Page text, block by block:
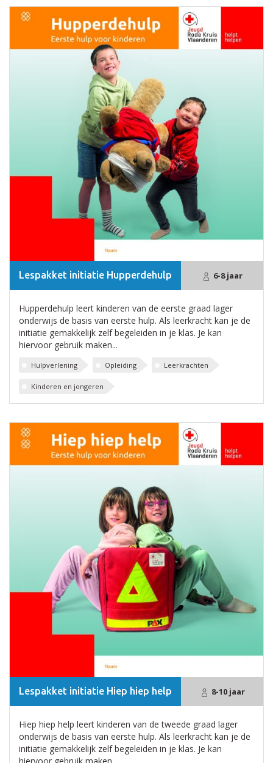
Lespakket initiatie Hupperdehulp 6-8 jaar
Hupperdehulp leert kinderen van de eerste graad lager
onderwijs de basis van eerste hulp. Als leerkracht kan je de
initiatie gemakkelijk zelf begeleiden in je klas. Je kan
hiervoor gebruik maken...
Hulpverlening Opleiding Leerkrachten
Kinderen en jongeren
Lespakket initiatie Hiep hiep help 8-10 jaar
Hiep hiep help leert kinderen van de tweede graad lager
onderwijs de basis van eerste hulp. Als leerkracht kan je de
initiatie gemakkelijk zelf begeleiden in je klas. Je kan